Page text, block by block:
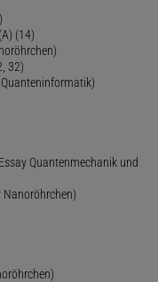
(14)
32)
Quanteninformatik)
Quantenmechanik und
Nanoröhrchen)